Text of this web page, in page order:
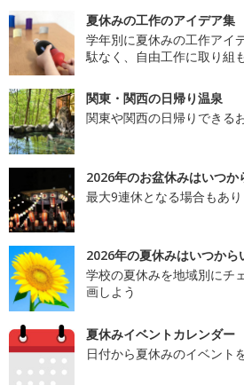
夏休みの工作のアイデア集
学年別に夏休みの工作アイ
駄なく、自由工作に取り組
関東・関西の日帰り温泉
関東や関西の日帰りできる
2026年のお盆休みはいつか
最大9連休となる場合もあり
2026年の夏休みはいつから
学校の夏休みを地域別にチ
画しよう
夏休みイベントカレンダー
日付から夏休みのイベント